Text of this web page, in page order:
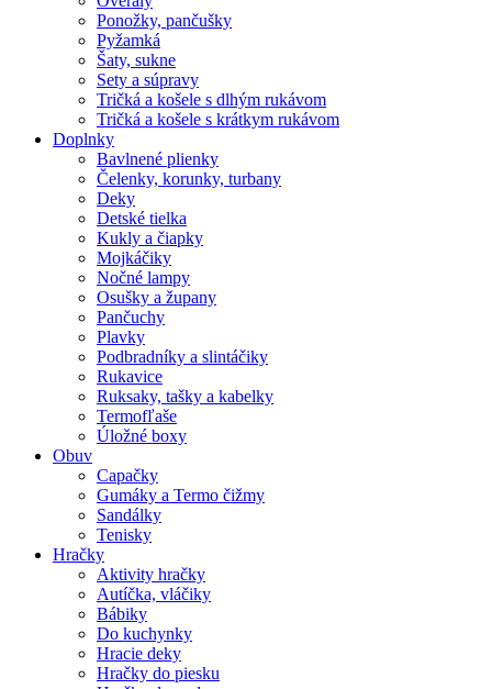
Ponožky, pančušky
Pyžamká
Šaty, sukne
Sety a súpravy
Tričká a košele s dlhým rukávom
Tričká a košele s krátkym rukávom
Doplnky
Bavlnené plienky
Čelenky, korunky, turbany
Deky
Detské tielka
Kukly a čiapky
Mojkáčiky
Nočné lampy
Osušky a župany
Pančuchy
Plavky
Podbradníky a slintáčiky
Rukavice
Ruksaky, tašky a kabelky
Termofľaše
Úložné boxy
Obuv
Capačky
Gumáky a Termo čižmy
Sandálky
Tenisky
Hračky
Aktivity hračky
Autíčka, vláčiky
Bábiky
Do kuchynky
Hracie deky
Hračky do piesku